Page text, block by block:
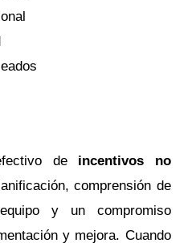
de incentivos no
comprensión de
y un compromiso
y mejora. Cuando